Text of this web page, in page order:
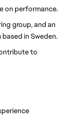
on performance.
group, and an
in Sweden.
to